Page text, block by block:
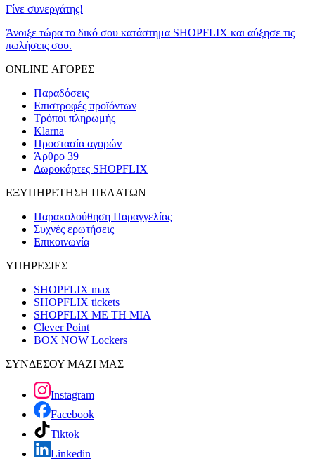
Γίνε συνεργάτης!
Άνοιξε τώρα το δικό σου κατάστημα SHOPFLIX και αύξησε τις
πωλήσεις σου.
ONLINE ΑΓΟΡΕΣ
Παραδόσεις
Επιστροφές προϊόντων
Τρόποι πληρωμής
Klarna
Προστασία αγορών
Άρθρο 39
Δωροκάρτες SHOPFLIX
ΕΞΥΠΗΡΕΤΗΣΗ ΠΕΛΑΤΩΝ
Παρακολούθηση Παραγγελίας
Συχνές ερωτήσεις
Επικοινωνία
ΥΠΗΡΕΣΙΕΣ
SHOPFLIX max
SHOPFLIX tickets
SHOPFLIX ΜΕ ΤΗ ΜΙΑ
Clever Point
BOX NOW Lockers
ΣΥΝΔΕΣΟΥ ΜΑΖΙ ΜΑΣ
Instagram
Facebook
Tiktok
Linkedin